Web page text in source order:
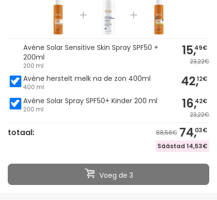
Avène Solar Sensitive Skin Spray SPF50 +
200ml
200 ml
15,49€
23,22€
Avène herstelt melk na de zon 400ml
400 ml 42,12€
Avène Solar Spray SPF50+ Kinder 200 ml
200 ml 16,42€
23,22€
totaal: 88,56€ 74,03€
Säästad 14,53€
Voeg de 3